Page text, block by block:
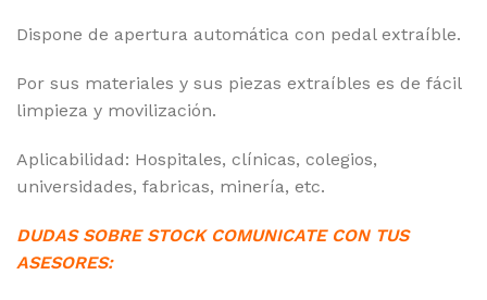
Dispone de apertura automática con pedal extraíble.
Por sus materiales y sus piezas extraíbles es de fácil
limpieza y movilización.
Aplicabilidad: Hospitales, clínicas, colegios,
universidades, fabricas, minería, etc.
DUDAS SOBRE STOCK COMUNICATE CON TUS
ASESORES: